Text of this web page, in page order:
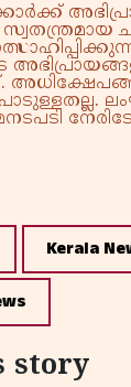
സ്വതന്ത്രമായ
Kerala
story